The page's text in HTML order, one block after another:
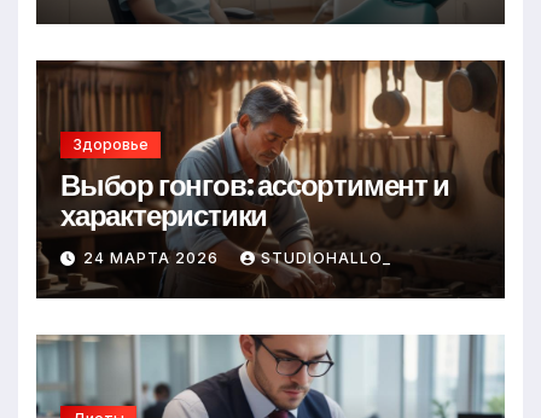
Здоровье
Выбор гонгов: ассортимент и
характеристики
24 МАРТА 2026 STUDIOHALLO_